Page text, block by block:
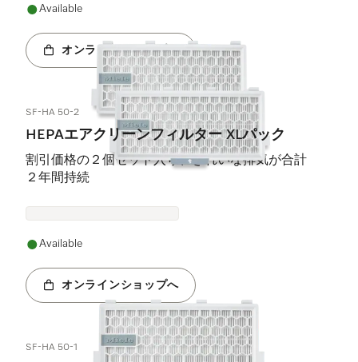
Available
オンラインショップへ
SF-HA 50-2
HEPAエアクリーンフィルター XLパック
割引価格の２個セット入り、きれいな排気が合計
２年間持続
Available
オンラインショップへ
SF-HA 50-1